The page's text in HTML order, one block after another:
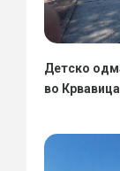
Детско
во